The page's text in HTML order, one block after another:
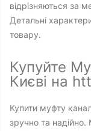
відрізняються за
Детальні
товару.
Купуйте
Києві на
Купити муфту
зручно та